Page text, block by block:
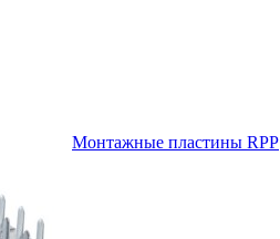
Монтажные пластины RPP